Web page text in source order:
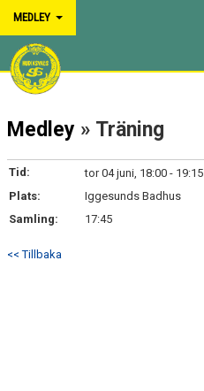
MEDLEY
HEM
NYHETER
KALENDER
TRUPPEN
Medley » Träning
Tid:
tor 04 juni, 18:00 - 19:15
Plats:
Iggesunds Badhus
Samling:
17:45
<< Tillbaka